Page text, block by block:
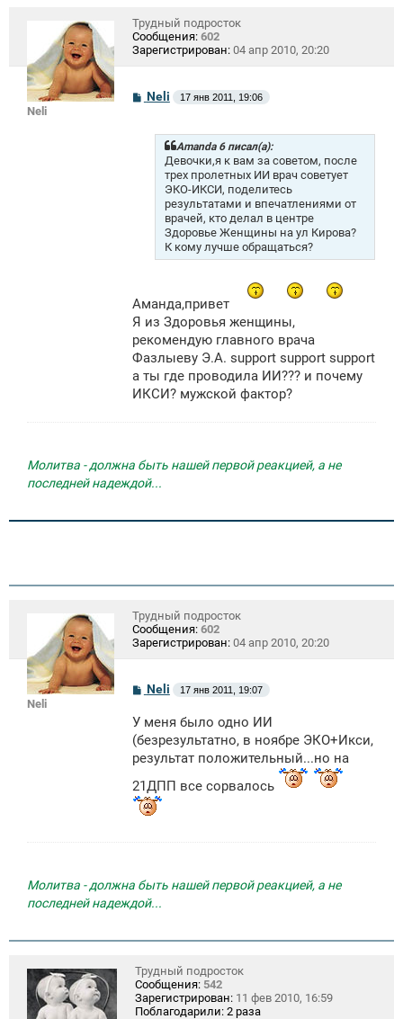
Neli
Трудный подросток
Сообщения: 602
Зарегистрирован: 04 апр 2010, 20:20
СNeli 17 янв 2011, 19:06
Amanda 6 писал(а):
Девочки,я к вам за советом, после
трех пролетных ИИ врач советует
ЭКО-ИКСИ, поделитесь
результатами и впечатлениями от
врачей, кто делал в центре
Здоровье Женщины на ул Кирова?
К кому лучше обращаться?
Аманда,привет
Я из Здоровья женщины,
рекомендую главного врача
Фазлыеву Э.А. support support support
а ты где проводила ИИ??? и почему
ИКСИ? мужской фактор?
Молитва - должна быть нашей первой реакцией, а не
последней надеждой...
Neli
Трудный подросток
Сообщения: 602
Зарегистрирован: 04 апр 2010, 20:20
С
б
щ
н
е
Neli 17 янв 2011, 19:07
У меня было одно ИИ
(безрезультатно, в ноябре ЭКО+Икси,
результат положительный...но на
21ДПП все сорвалось
Молитва - должна быть нашей первой реакцией, а не
последней надеждой...
Трудный подросток
Сообщения: 542
Зарегистрирован: 11 фев 2010, 16:59
Поблагодарили: 2 раза